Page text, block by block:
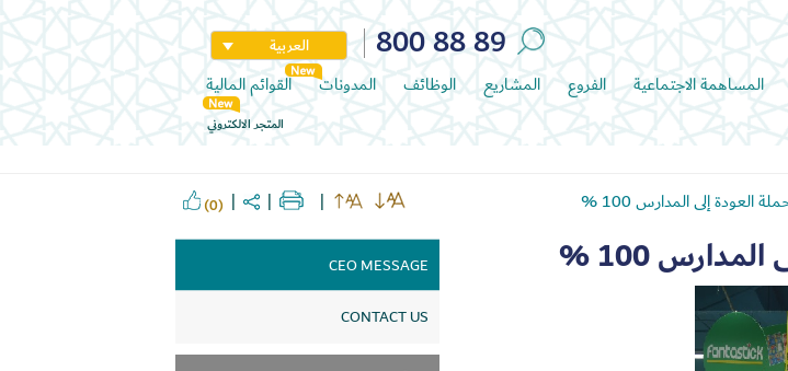
800 88 89 العربية
المساهمة الاجتماعية الفروع المشاريع الوظائف المدونات القوائم المالية
المتجر الالكتروني
العودة إلى المدارس 100 % (0)
100 %
CEO MESSAGE
CONTACT US